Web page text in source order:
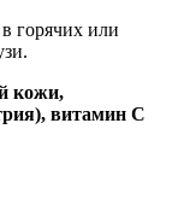
горячих или
кожи,
витамин С